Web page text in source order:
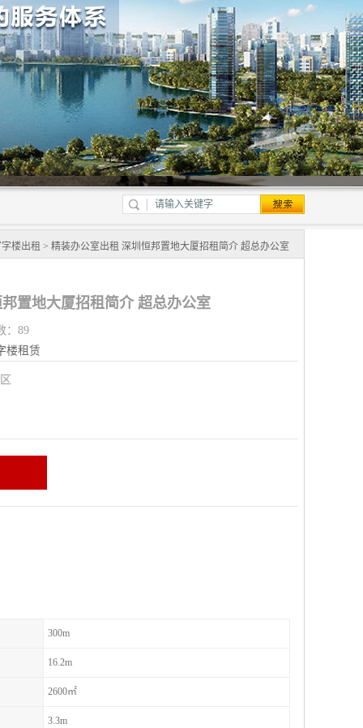
楼出租 > 精装办公室出租 深圳恒邦置地大厦招租简介 超总办公室
置地大厦招租简介 超总办公室
：89
楼租赁
300m
16.2m
2600㎡
3.3m